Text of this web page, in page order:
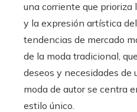
una corriente que
y la expresión artística
tendencias de mercado
de la moda tradicional,
deseos y necesidades de
moda de autor se centra
estilo único.